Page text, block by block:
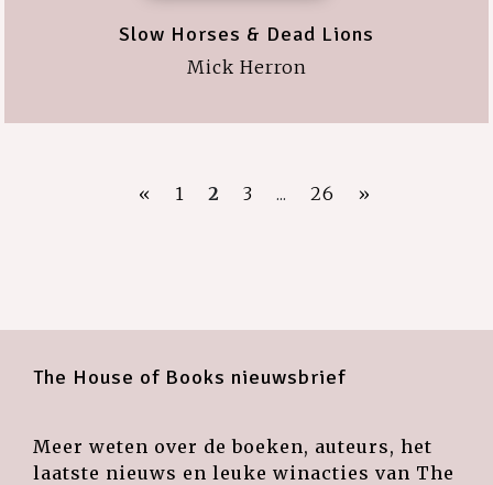
Slow Horses & Dead Lions
Mick Herron
« 1 2 3 ... 26 »
The House of Books nieuwsbrief
Meer weten over de boeken, auteurs, het
laatste nieuws en leuke winacties van The